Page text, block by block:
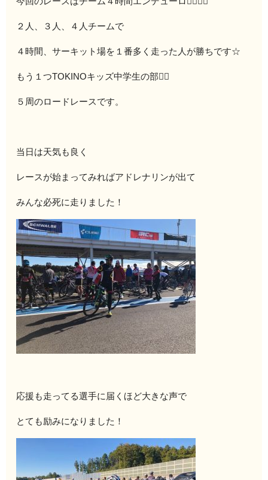
２人、３人、４人チームで
４時間、サーキット場を１番多く走った人が勝ちです☆
もう１つTOKINOキッズ中学生の部🚴‍♀️
５周のロードレースです。
当日は天気も良く
レースが始まってみればアドレナリンが出て
みんな必死に走りました！
応援も走ってる選手に届くほど大きな声で
とても励みになりました！